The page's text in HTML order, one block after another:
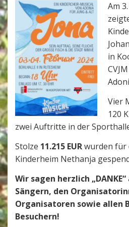
Am
in
Vier
120
zwei Auftritte in der
Stolze 11.215 EURwurden für
Kinderheim Nethanja
Wir sagen herzlich
Sängern, den
Organisatoren sowie allen
Besuchern!